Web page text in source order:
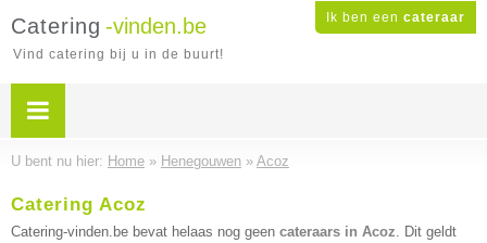
Ik ben een cateraar
Catering -vinden.be
Vind catering bij u in de buurt!
U bent nu hier: Home » Henegouwen » Acoz
Catering Acoz
Catering-vinden.be bevat helaas nog geen cateraars in Acoz. Dit geldt